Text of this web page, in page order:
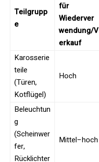
Teilgrupp
e
für
Wiederver
wendung/V
erkauf
Karosserie
teile
(Türen,
Kotflügel)
Hoch
Beleuchtun
g
(Scheinwer
fer,
Rücklichter
Mittel–hoch